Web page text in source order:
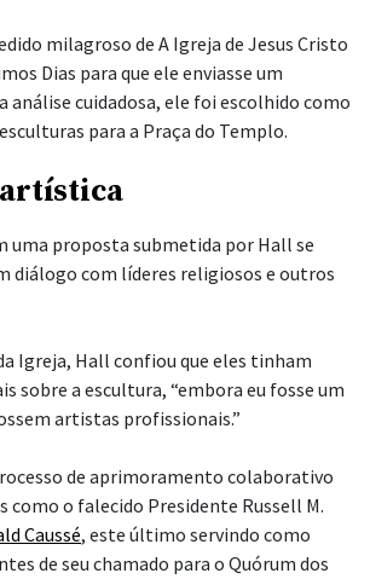
milagroso de A Igreja de Jesus Cristo
Dias para que ele enviasse um
análise cuidadosa, ele foi escolhido como
para a Praça do Templo.
artística
uma proposta submetida por Hall se
diálogo com líderes religiosos e outros
Igreja, Hall confiou que eles tinham
sobre a escultura, “embora eu fosse um
artistas profissionais.”
de aprimoramento colaborativo
como o falecido Presidente Russell M.
Caussé, este último servindo como
de seu chamado para o Quórum dos